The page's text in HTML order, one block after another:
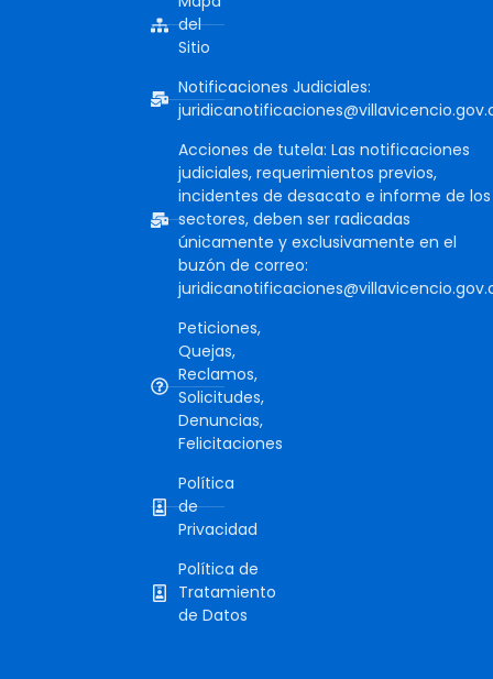
del
Sitio
Notificaciones Judiciales:
Acciones de tutela: Las notificaciones
judiciales, requerimientos previos,
incidentes de desacato e informe de los
sectores, deben ser radicadas
únicamente y exclusivamente en el
buzón de correo:
Peticiones,
Quejas,
Reclamos,
Solicitudes,
Denuncias,
Felicitaciones
Política
de
Privacidad
Política de
Tratamiento
de Datos